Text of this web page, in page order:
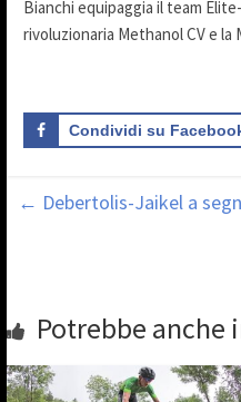
Bianchi equipaggia il team
rivoluzionaria Methanol CV e la
Condividi su
← Debertolis-Jaikel a
Potrebbe anche